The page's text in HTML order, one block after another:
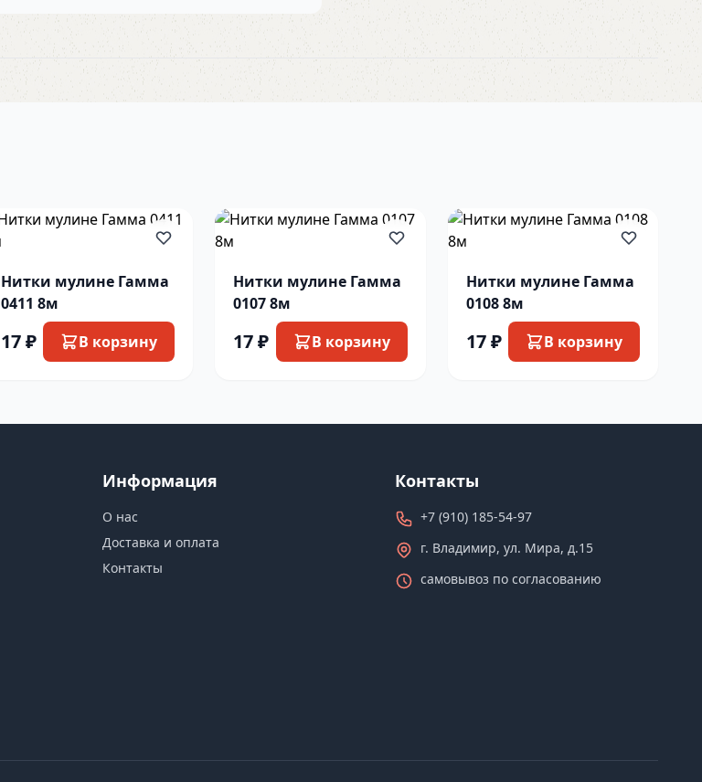
Нитки мулине Гамма
0411 8м
17 ₽ В корзину
Нитки мулине Гамма
0107 8м
17 ₽ В корзину
Нитки мулине Гамма
0108 8м
17 ₽ В корзину
Информация
О нас
Доставка и оплата
Контакты
Контакты
+7 (910) 185-54-97
г. Владимир, ул. Мира, д.15
самовывоз по согласованию